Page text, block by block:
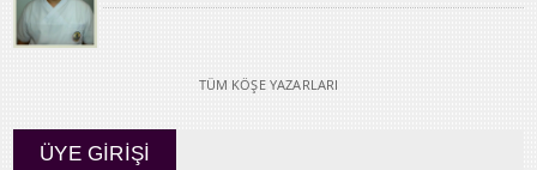
TÜM KÖŞE YAZARLARI
ÜYE GİRİŞİ